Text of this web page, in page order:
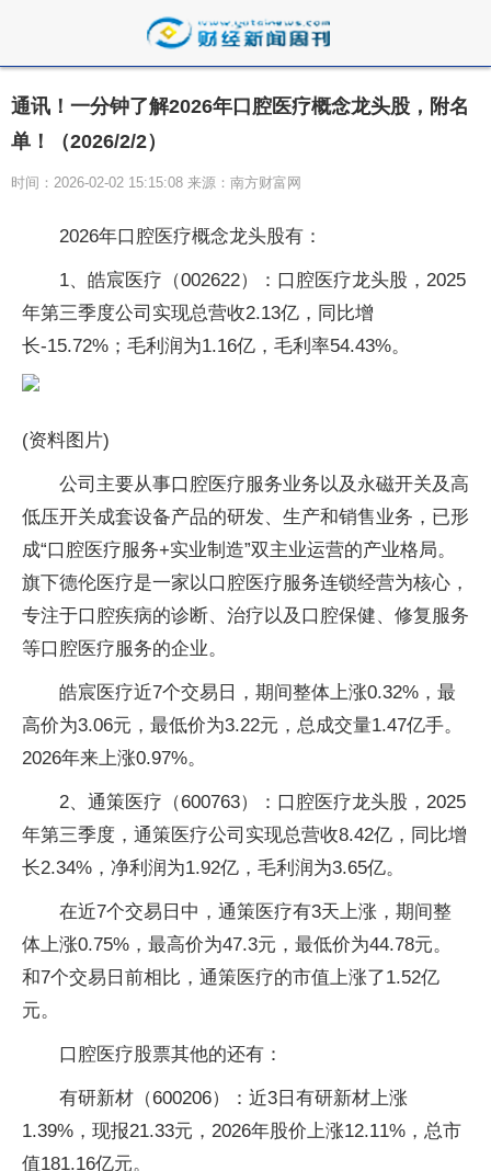
通讯！一分钟了解2026年口腔医疗概念龙头股，附名
单！（2026/2/2）
时间：2026-02-02 15:15:08 来源：南方财富网
2026年口腔医疗概念龙头股有：
1、皓宸医疗（002622）：口腔医疗龙头股，2025
年第三季度公司实现总营收2.13亿，同比增
长-15.72%；毛利润为1.16亿，毛利率54.43%。
(资料图片)
公司主要从事口腔医疗服务业务以及永磁开关及高
低压开关成套设备产品的研发、生产和销售业务，已形
成“口腔医疗服务+实业制造”双主业运营的产业格局。
旗下德伦医疗是一家以口腔医疗服务连锁经营为核心，
专注于口腔疾病的诊断、治疗以及口腔保健、修复服务
等口腔医疗服务的企业。
皓宸医疗近7个交易日，期间整体上涨0.32%，最
高价为3.06元，最低价为3.22元，总成交量1.47亿手。
2026年来上涨0.97%。
2、通策医疗（600763）：口腔医疗龙头股，2025
年第三季度，通策医疗公司实现总营收8.42亿，同比增
长2.34%，净利润为1.92亿，毛利润为3.65亿。
在近7个交易日中，通策医疗有3天上涨，期间整
体上涨0.75%，最高价为47.3元，最低价为44.78元。
和7个交易日前相比，通策医疗的市值上涨了1.52亿
元。
口腔医疗股票其他的还有：
有研新材（600206）：近3日有研新材上涨
1.39%，现报21.33元，2026年股价上涨12.11%，总市
值181.16亿元。